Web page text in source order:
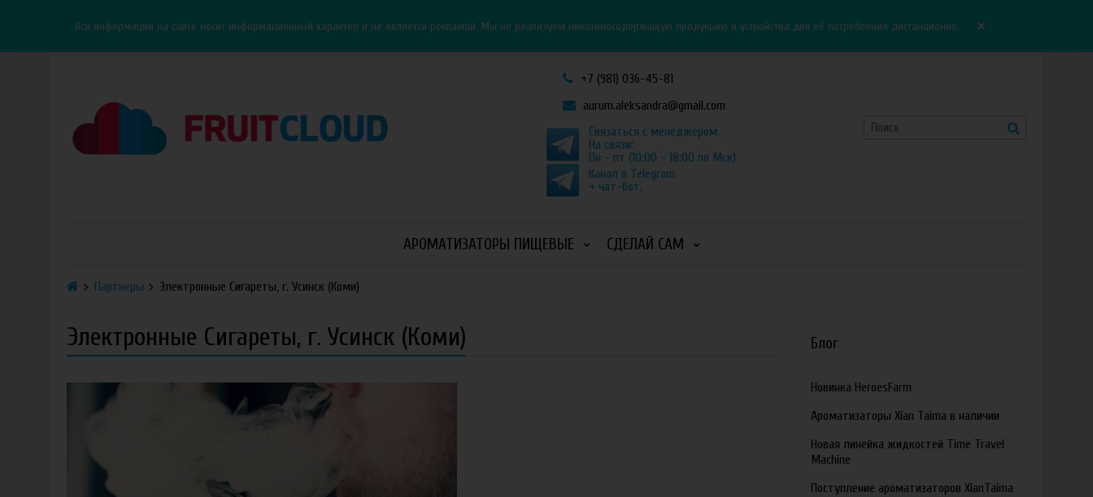
Вся информация на сайте носит информационный характер и не является рекламой. Мы не реализуем никотиносодержащую продукцию и устройства для её потребления дистанционно. ×
+7 (981) 036-45-81
aurum.aleksandra@gmail.com
Связаться с менеджером.
На связи:
Пн - пт (10:00 - 18:00 по Мск)
Канал в Telegram
+ чат-бот.
АРОМАТИЗАТОРЫ ПИЩЕВЫЕ СДЕЛАЙ САМ
Партнеры Электронные Сигареты, г. Усинск (Коми)
Электронные Сигареты, г. Усинск (Коми) Блог
Новинка HeroesFarm
Ароматизаторы Xian Taima в наличии
Новая линейка жидкостей Time Travel
Machine
Поступление ароматизаторов XianTaima